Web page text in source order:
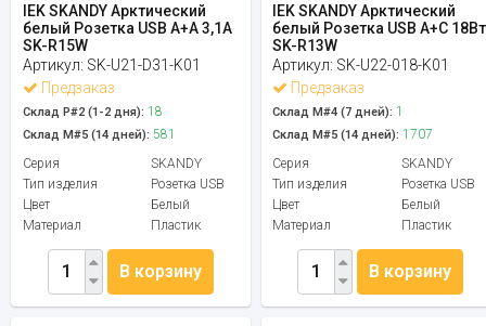
IEK SKANDY Арктический
белый Розетка USB A+A 3,1А
SK-R15W
Артикул: SK-U21-D31-K01
Предзаказ
Склад Р#2 (1-2 дня): 18
Склад М#5 (14 дней): 581
Серия
SKANDY
Тип изделия
Розетка USB
Цвет
Белый
Материал
Пластик
В корзину
IEK SKANDY Арктический
белый Розетка USB A+C 18Вт
SK-R13W
Артикул: SK-U22-018-K01
Предзаказ
Склад М#4 (7 дней): 1
Склад М#5 (14 дней): 1707
Серия
SKANDY
Тип изделия
Розетка USB
Цвет
Белый
Материал
Пластик
В корзину